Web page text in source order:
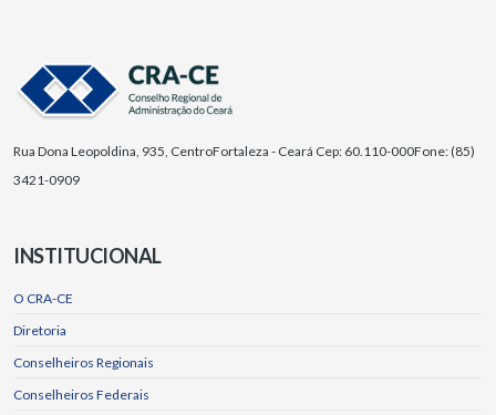
Rua Dona Leopoldina, 935, CentroFortaleza - Ceará Cep: 60.110-000Fone: (85)
3421-0909
INSTITUCIONAL
O CRA-CE
Diretoria
Conselheiros Regionais
Conselheiros Federais